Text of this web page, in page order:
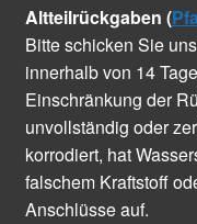
Altteilrückgaben (
Bitte schicken Sie
innerhalb von 14
Einschränkung der
unvollständig oder
korrodiert, hat
falschem Kraftstoff
Anschlüsse auf.